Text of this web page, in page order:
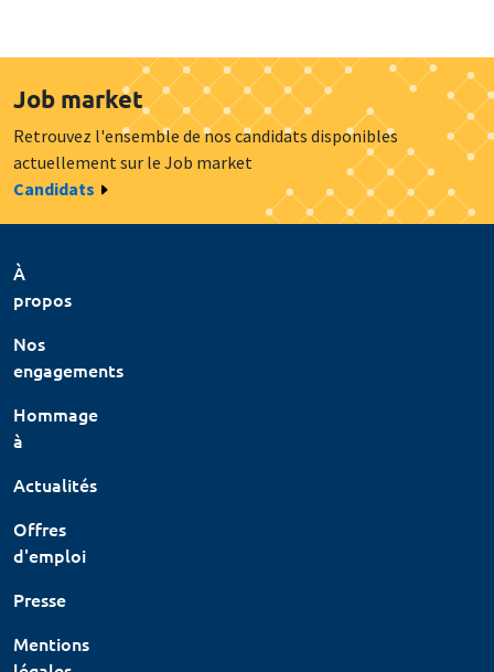
Job market
Retrouvez l'ensemble de nos candidats disponibles
actuellement sur le Job market
Candidats
À
propos
Nos
engagements
Hommage
à
Actualités
Offres
d'emploi
Presse
Mentions